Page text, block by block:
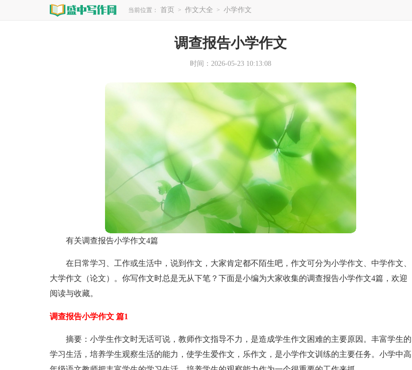
当前位置： 首页 > 作文大全 > 小学作文
调查报告小学作文
时间：2026-05-23 10:13:08
有关调查报告小学作文4篇
在日常学习、工作或生活中，说到作文，大家肯定都不陌生吧，作文可分为小学作文、中学作文、
大学作文（论文）。你写作文时总是无从下笔？下面是小编为大家收集的调查报告小学作文4篇，欢迎
阅读与收藏。
调查报告小学作文 篇1
摘要：小学生作文时无话可说，教师作文指导不力，是造成学生作文困难的主要原因。丰富学生的
学习生活，培养学生观察生活的能力，使学生爱作文，乐作文，是小学作文训练的主要任务。小学中高